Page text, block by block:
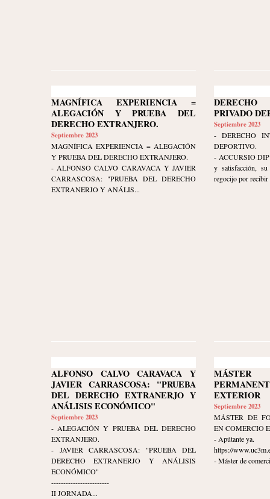
MAGNÍFICA EXPERIENCIA =
ALEGACIÓN Y PRUEBA DEL
DERECHO EXTRANJERO.
Septiembre 2023
MAGNÍFICA EXPERIENCIA = ALEGACIÓN
Y PRUEBA DEL DERECHO EXTRANJERO.
- ALFONSO CALVO CARAVACA Y JAVIER
CARRASCOSA: "PRUEBA DEL DERECHO
EXTRANERJO Y ANÁLIS...
PRIVADO
Septiembre 2023
- DERECHO
DEPORTIVO.
- ACCURSIO DIP
y satisfacción,
regocijo por recibir
ALFONSO CALVO CARAVACA Y
JAVIER CARRASCOSA: "PRUEBA
DEL DERECHO EXTRANERJO Y
ANÁLISIS ECONÓMICO"
Septiembre 2023
- ALEGACIÓN Y PRUEBA DEL DERECHO
EXTRANJERO.
- JAVIER CARRASCOSA: "PRUEBA DEL
DERECHO EXTRANERJO Y ANÁLISIS
ECONÓMICO"
------------------------
II JORNADA...
MÁSTER
EXTERIOR
Septiembre 2023
MÁSTER DE
EN COMERCIO
- Apútante ya.
https://
- Máster de